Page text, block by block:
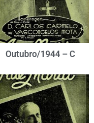
Outubro/1944 – C